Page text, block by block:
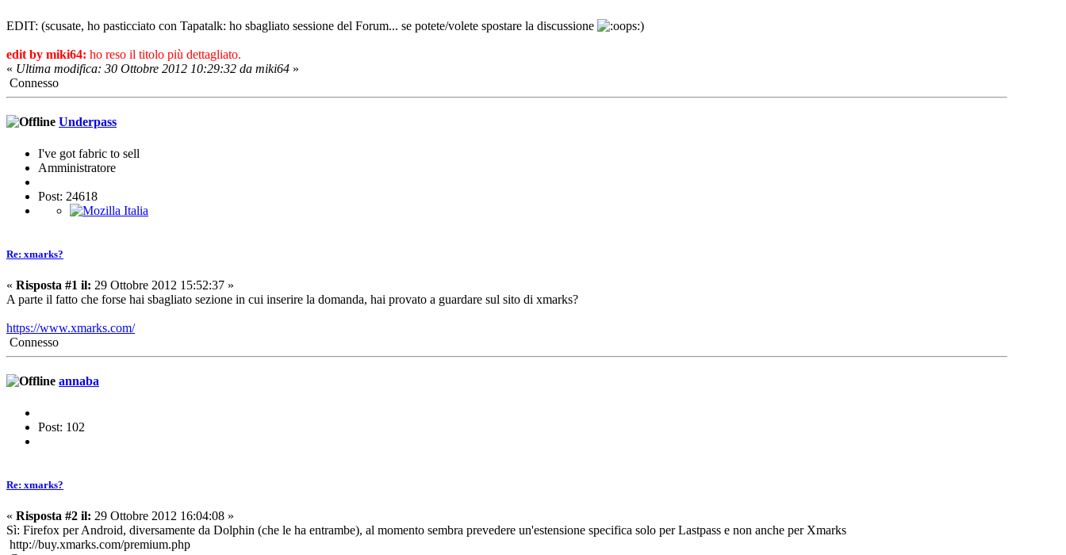
EDIT: (scusate, ho pasticciato con Tapatalk: ho sbagliato sessione del Forum... se potete/volete spostare la discussione )
edit by miki64: ho reso il titolo più dettagliato.
« Ultima modifica: 30 Ottobre 2012 10:29:32 da miki64 »
Connesso
Underpass
I've got fabric to sell
Amministratore
Post: 24618
Re: xmarks?
« Risposta #1 il: 29 Ottobre 2012 15:52:37 »
A parte il fatto che forse hai sbagliato sezione in cui inserire la domanda, hai provato a guardare sul sito di xmarks?
https://www.xmarks.com/
Connesso
annaba
Post: 102
Re: xmarks?
« Risposta #2 il: 29 Ottobre 2012 16:04:08 »
Sì: Firefox per Android, diversamente da Dolphin (che le ha entrambe), al momento sembra prevedere un'estensione specifica solo per Lastpass e non anche per Xmarks
http://buy.xmarks.com/premium.php